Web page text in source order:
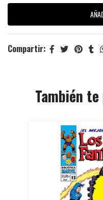
Compartir:
También